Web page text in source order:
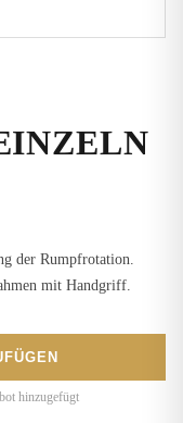
der Rumpfrotation.
mit Handgriff.
hinzugefügt